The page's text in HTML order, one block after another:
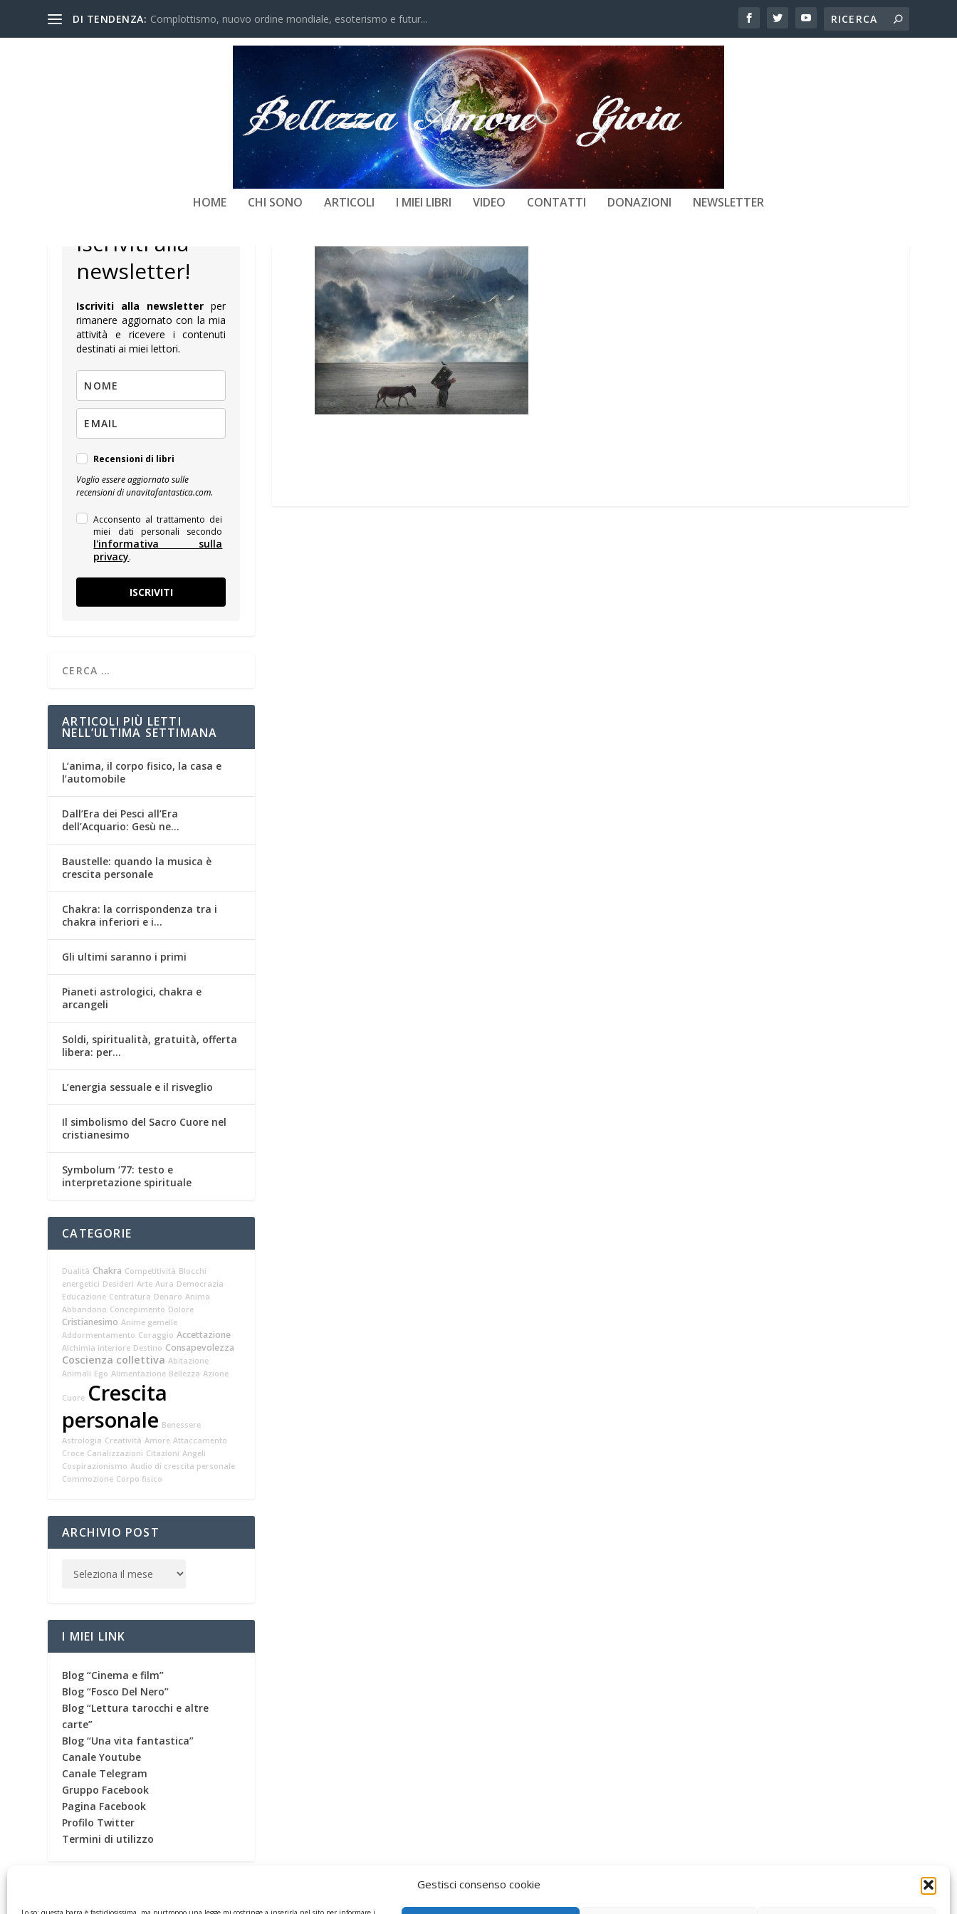
Gestisci consenso cookie
DI TENDENZA: Complottismo, nuovo ordine mondiale, esoterismo e futur...
HOME CHI SONO ARTICOLI I MIEI LIBRI VIDEO CONTATTI DONAZIONI NEWSLETTER
ANIMALI – PAESAGGIO DI MONTAGNA, ASINO, UOMO E
UCCELLO
Iscriviti alla
newsletter!
Iscriviti alla newsletter per
rimanere aggiornato con la mia
attività e ricevere i contenuti
destinati ai miei lettori.
Recensioni di libri
Voglio essere aggiornato sulle
recensioni di unavitafantastica.com.
Acconsento al trattamento dei
miei dati personali secondo
l'informativa sulla
privacy.
ISCRIVITI
ARTICOLI PIÙ LETTI
NELL’ULTIMA SETTIMANA
L’anima, il corpo fisico, la casa e
l’automobile
Dall’Era dei Pesci all’Era
dell’Acquario: Gesù ne…
Baustelle: quando la musica è
crescita personale
Chakra: la corrispondenza tra i
chakra inferiori e i…
Gli ultimi saranno i primi
Pianeti astrologici, chakra e
arcangeli
Soldi, spiritualità, gratuità, offerta
libera: per…
L’energia sessuale e il risveglio
Il simbolismo del Sacro Cuore nel
cristianesimo
Symbolum ‘77: testo e
interpretazione spirituale
CATEGORIE
Dualità Chakra Competitività Blocchi
energetici Desideri Arte Aura Democrazia
Educazione Centratura Denaro Anima
Abbandono Concepimento Dolore
Cristianesimo Anime gemelle
Addormentamento Coraggio Accettazione
Alchimia interiore Destino Consapevolezza
Coscienza collettiva Abitazione
Animali Ego Alimentazione Bellezza Azione
Cuore Crescita
personale Benessere
Astrologia Creatività Amore Attaccamento
Croce Canalizzazioni Citazioni Angeli
Cospirazionismo Audio di crescita personale
Commozione Corpo fisico
ARCHIVIO POST
I MIEI LINK
Blog “Cinema e film”
Blog “Fosco Del Nero”
Blog “Lettura tarocchi e altre
carte”
Blog “Una vita fantastica”
Canale Youtube
Canale Telegram
Gruppo Facebook
Pagina Facebook
Profilo Twitter
Termini di utilizzo